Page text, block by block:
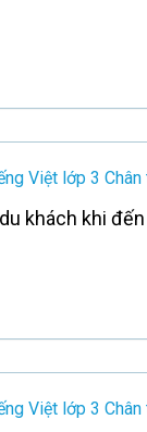
Việt lớp 3
khách khi
Việt lớp 3